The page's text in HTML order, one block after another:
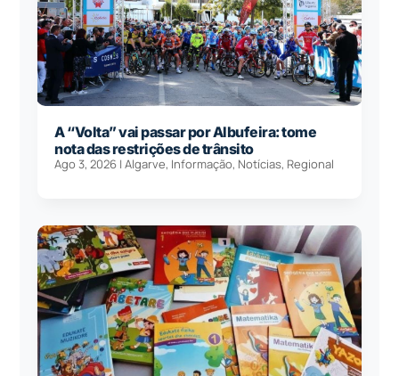
A “Volta” vai passar por Albufeira: tome
nota das restrições de trânsito
Ago 3, 2026 |Algarve, Informação, Notícias, Regional